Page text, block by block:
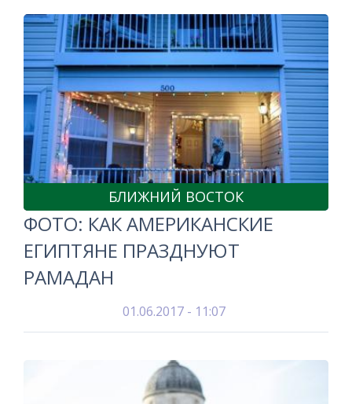
БЛИЖНИЙ ВОСТОК
ФОТО: КАК АМЕРИКАНСКИЕ
ЕГИПТЯНЕ ПРАЗДНУЮТ
РАМАДАН
01.06.2017 - 11:07